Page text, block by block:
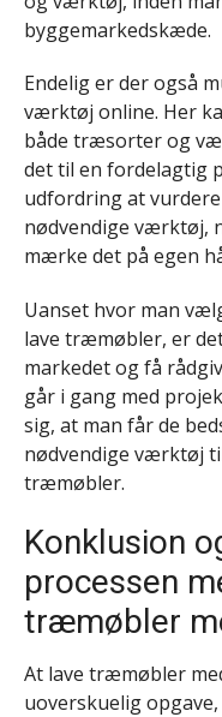
byggemarkedskæde.
Endelig er der også
værktøj online. Her
både træsorter og
det til en fordelagtig
udfordring at
nødvendige værktøj,
mærke det på egen
Uanset hvor man
lave træmøbler, er
markedet og få
går i gang med
sig, at man får de
nødvendige værktøj
træmøbler.
Konklusion
processen
træmøbler
At lave træmøbler
uoverskuelig